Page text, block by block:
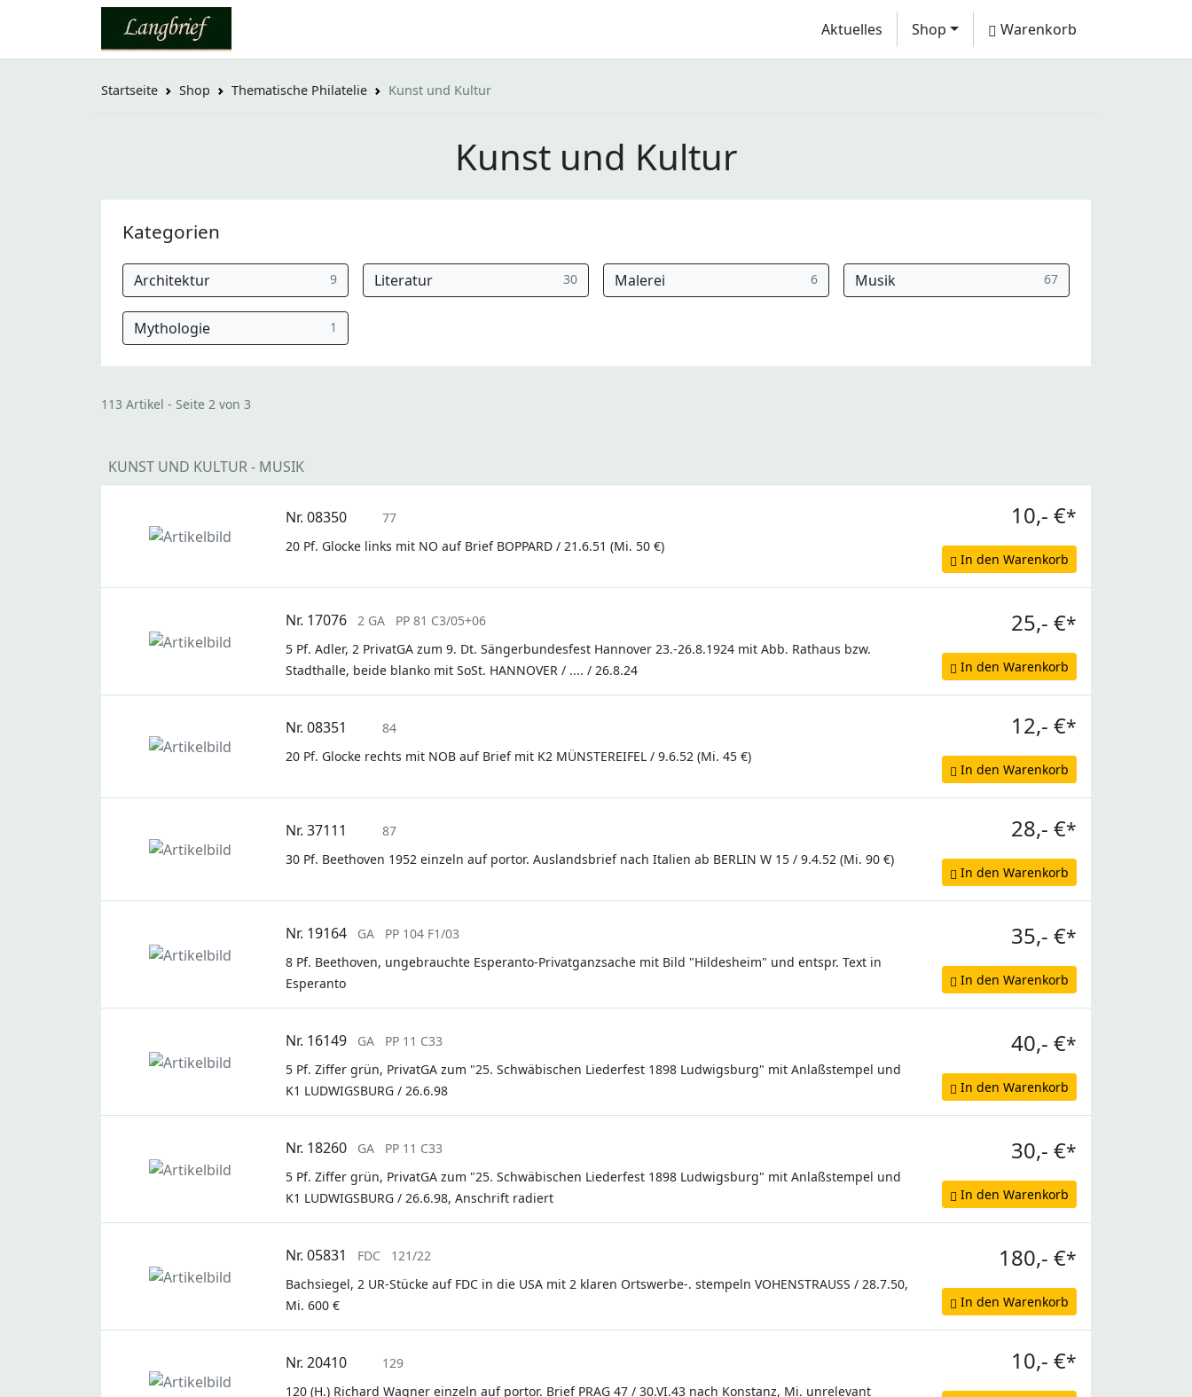
Aktuelles Shop Warenkorb
Startseite Shop Thematische Philatelie Kunst und Kultur
Kunst und Kultur
Kategorien
Architektur 9 Literatur 30 Malerei 6 Musik 67
Mythologie 1
113 Artikel - Seite 2 von 3
KUNST UND KULTUR - MUSIK
Nr. 08350
77
20 Pf. Glocke links mit NO auf Brief BOPPARD / 21.6.51 (Mi. 50 €)
10,- €*
In den Warenkorb
Nr. 17076 2 GA
PP 81 C3/05+06
5 Pf. Adler, 2 PrivatGA zum 9. Dt. Sängerbundesfest Hannover 23.-26.8.1924 mit Abb. Rathaus bzw.
Stadthalle, beide blanko mit SoSt. HANNOVER / .... / 26.8.24
25,- €*
In den Warenkorb
Nr. 08351
84
20 Pf. Glocke rechts mit NOB auf Brief mit K2 MÜNSTEREIFEL / 9.6.52 (Mi. 45 €)
12,- €*
In den Warenkorb
Nr. 37111
87
30 Pf. Beethoven 1952 einzeln auf portor. Auslandsbrief nach Italien ab BERLIN W 15 / 9.4.52 (Mi. 90 €)
28,- €*
In den Warenkorb
Nr. 19164 GA
PP 104 F1/03
8 Pf. Beethoven, ungebrauchte Esperanto-Privatganzsache mit Bild "Hildesheim" und entspr. Text in
Esperanto
35,- €*
In den Warenkorb
Nr. 16149 GA
PP 11 C33
5 Pf. Ziffer grün, PrivatGA zum "25. Schwäbischen Liederfest 1898 Ludwigsburg" mit Anlaßstempel und
K1 LUDWIGSBURG / 26.6.98
40,- €*
In den Warenkorb
Nr. 18260 GA
PP 11 C33
5 Pf. Ziffer grün, PrivatGA zum "25. Schwäbischen Liederfest 1898 Ludwigsburg" mit Anlaßstempel und
K1 LUDWIGSBURG / 26.6.98, Anschrift radiert
30,- €*
In den Warenkorb
Nr. 05831 FDC
121/22
Bachsiegel, 2 UR-Stücke auf FDC in die USA mit 2 klaren Ortswerbe-. stempeln VOHENSTRAUSS / 28.7.50,
Mi. 600 €
180,- €*
In den Warenkorb
Nr. 20410
129
120 (H.) Richard Wagner einzeln auf portor. Brief PRAG 47 / 30.VI.43 nach Konstanz, Mi. unrelevant
10,- €*